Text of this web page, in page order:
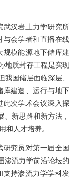
汉岩土力学研究所
与会学者和直播在线
规模能源地下储库建
2地质封存工程是实现
我国储层面临深层、
库建造、运行与地下
此次学术会议深入探
、新思路和新方法，
和人才培养。
究员对第一届全国
渗流力学前沿论坛的
支持渗流力学学科发